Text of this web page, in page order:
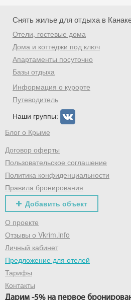
Снять жилье для отдыха в
Отели, гостевые дома
Дома и коттеджи под ключ
Апартаменты посуточно
Базы отдыха
Информация о курорте
Путеводитель
Наши группы:
Блог о Крыме
Договор оферты
Пользовательское соглашение
Политика конфиденциальности
Правила бронирования
Добавить объект
О проекте
Отзывы о Vkrim.info
Личный кабинет
Предложение для отелей
Тарифы
Контакты
Дарим -5% на первое
Скидка
промокод на первое